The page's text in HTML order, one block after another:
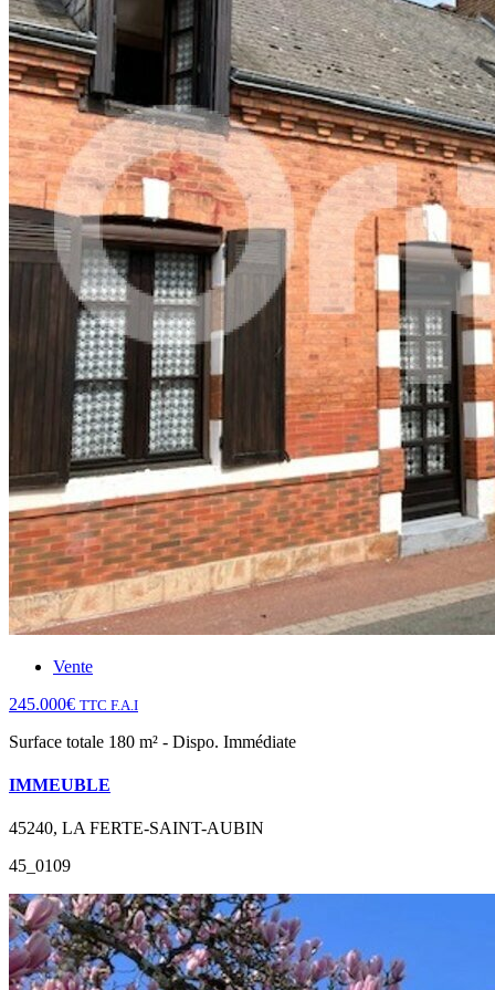
Vente
245.000€ TTC F.A.I
Surface totale 180 m² - Dispo. Immédiate
IMMEUBLE
45240, LA FERTE-SAINT-AUBIN
45_0109